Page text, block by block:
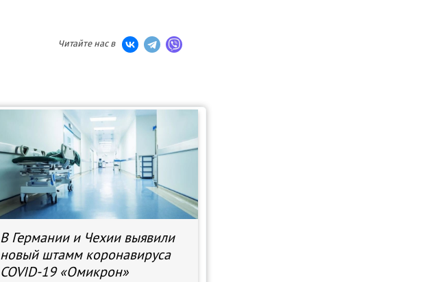
Читайте нас в
В Германии и Чехии выявили
новый штамм коронавируса
COVID-19 «Омикрон»